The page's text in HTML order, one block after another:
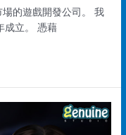
的遊戲開發公司。 我
成立。 憑藉